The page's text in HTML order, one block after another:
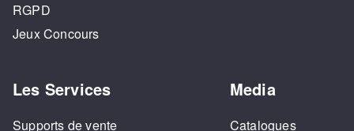
RGPD
Jeux Concours
Les Services
Supports de vente
Media
Catalogues